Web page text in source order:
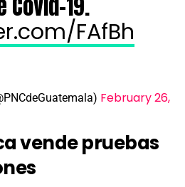
FAfBh
February 26,
vende pruebas